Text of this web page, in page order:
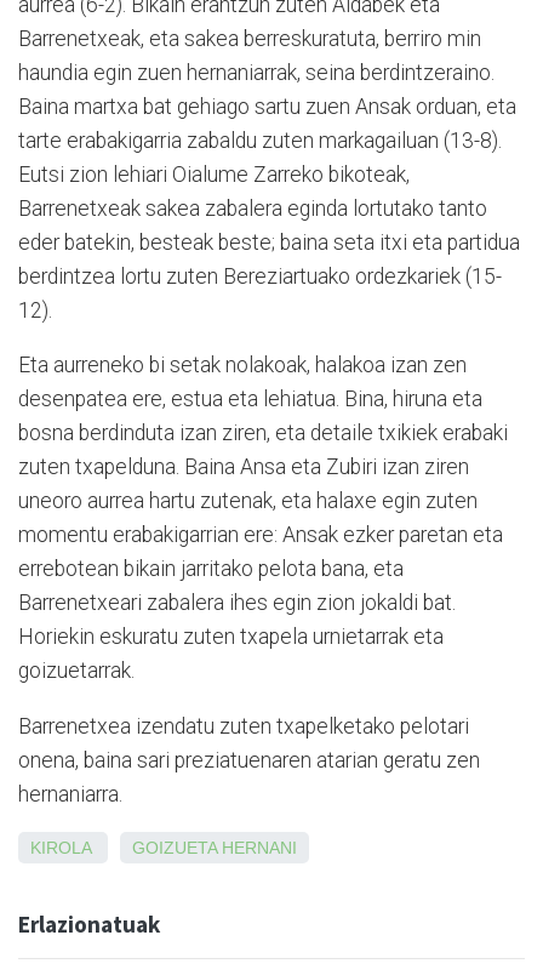
Barrenetxeak, eta sakea berreskuratuta, berriro min
haundia egin zuen hernaniarrak, seina berdintzeraino.
Baina martxa bat gehiago sartu zuen Ansak orduan, eta
tarte erabakigarria zabaldu zuten markagailuan (13-8).
Eutsi zion lehiari Oialume Zarreko bikoteak,
Barrenetxeak sakea zabalera eginda lortutako tanto
eder batekin, besteak beste; baina seta itxi eta partidua
berdintzea lortu zuten Bereziartuako ordezkariek (15-
12).
Eta aurreneko bi setak nolakoak, halakoa izan zen
desenpatea ere, estua eta lehiatua. Bina, hiruna eta
bosna berdinduta izan ziren, eta detaile txikiek erabaki
zuten txapelduna. Baina Ansa eta Zubiri izan ziren
uneoro aurrea hartu zutenak, eta halaxe egin zuten
momentu erabakigarrian ere: Ansak ezker paretan eta
errebotean bikain jarritako pelota bana, eta
Barrenetxeari zabalera ihes egin zion jokaldi bat.
Horiekin eskuratu zuten txapela urnietarrak eta
goizuetarrak.
Barrenetxea izendatu zuten txapelketako pelotari
onena, baina sari preziatuenaren atarian geratu zen
hernaniarra.
KIROLA GOIZUETA HERNANI
Erlazionatuak